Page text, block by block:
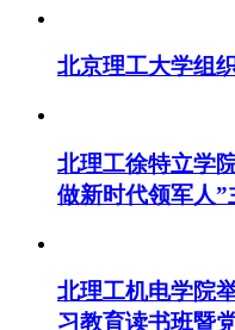
北京理工大学组
北理工徐特立学
做新时代领军人
北理工机电学院
习教育读书班暨